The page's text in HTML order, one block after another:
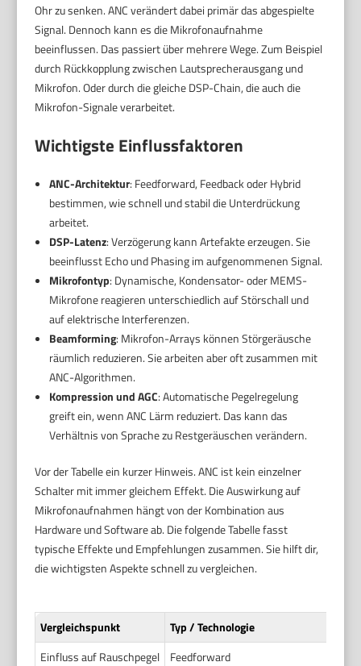
Ohr zu senken. ANC verändert dabei primär das abgespielte
Signal. Dennoch kann es die Mikrofonaufnahme
beeinflussen. Das passiert über mehrere Wege. Zum Beispiel
durch Rückkopplung zwischen Lautsprecherausgang und
Mikrofon. Oder durch die gleiche DSP-Chain, die auch die
Mikrofon-Signale verarbeitet.
Wichtigste Einflussfaktoren
ANC-Architektur: Feedforward, Feedback oder Hybrid
bestimmen, wie schnell und stabil die Unterdrückung
arbeitet.
DSP-Latenz: Verzögerung kann Artefakte erzeugen. Sie
beeinflusst Echo und Phasing im aufgenommenen Signal.
Mikrofontyp: Dynamische, Kondensator- oder MEMS-
Mikrofone reagieren unterschiedlich auf Störschall und
auf elektrische Interferenzen.
Beamforming: Mikrofon-Arrays können Störgeräusche
räumlich reduzieren. Sie arbeiten aber oft zusammen mit
ANC-Algorithmen.
Kompression und AGC: Automatische Pegelregelung
greift ein, wenn ANC Lärm reduziert. Das kann das
Verhältnis von Sprache zu Restgeräuschen verändern.
Vor der Tabelle ein kurzer Hinweis. ANC ist kein einzelner
Schalter mit immer gleichem Effekt. Die Auswirkung auf
Mikrofonaufnahmen hängt von der Kombination aus
Hardware und Software ab. Die folgende Tabelle fasst
typische Effekte und Empfehlungen zusammen. Sie hilft dir,
die wichtigsten Aspekte schnell zu vergleichen.
Vergleichspunkt Typ / Technologie
Einfluss auf Rauschpegel
Feedforward